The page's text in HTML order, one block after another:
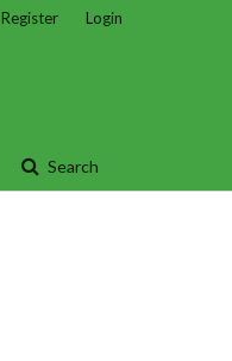
Search
Register Login